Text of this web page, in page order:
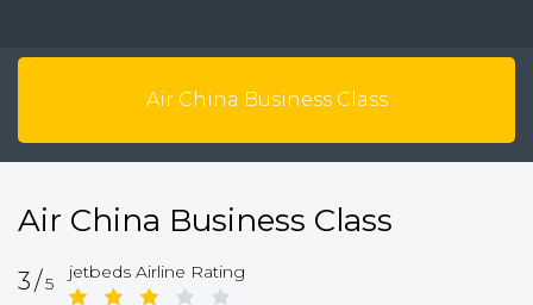
Air China Business Class
Air China Business Class
3/5
jetbeds Airline Rating